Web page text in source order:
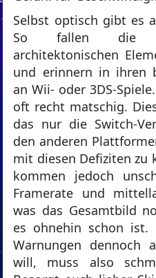
Selbst optisch gibt es
So fallen die
architektonischen
und erinnern in ihren
an Wii- oder 3DS-
oft recht matschig.
das nur die Switch-
den anderen
mit diesen Defiziten zu
kommen jedoch
Framerate und
was das Gesamtbild
es ohnehin schon
Warnungen dennoch
will, muss also